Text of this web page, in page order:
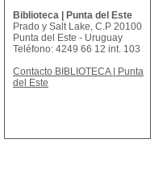
Biblioteca | Punta del Este
Prado y Salt Lake, C.P 20100
Punta del Este - Uruguay
Teléfono: 4249 66 12 int. 103
Contacto BIBLIOTECA | Punta
del Este